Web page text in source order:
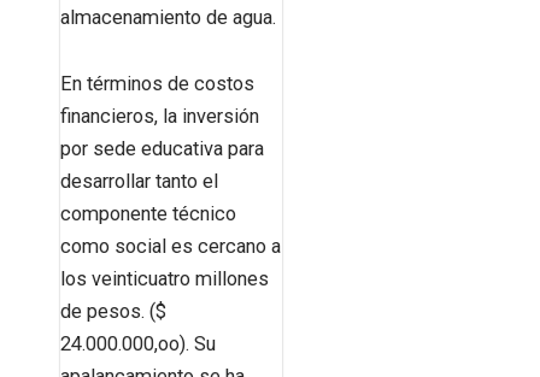
almacenamiento de agua.
En términos de costos
financieros, la inversión
por sede educativa para
desarrollar tanto el
componente técnico
como social es cercano a
los veinticuatro millones
de pesos. ($
24.000.000,oo). Su